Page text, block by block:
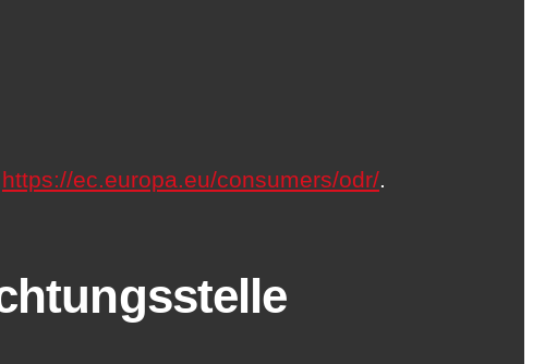
https://ec.europa.eu/consumers/odr/.